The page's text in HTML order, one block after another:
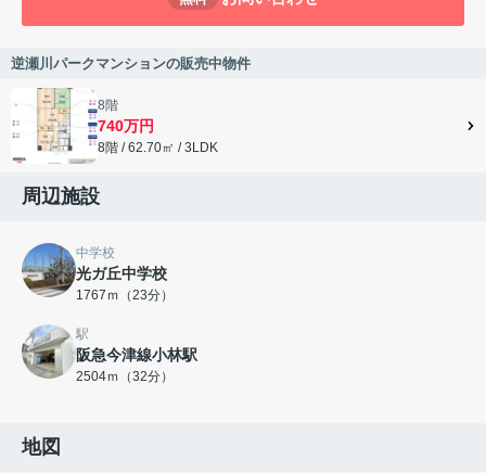
逆瀬川パークマンションの販売中物件
8階
740万円
8階 / 62.70㎡ / 3LDK
周辺施設
中学校
光ガ丘中学校
1767ｍ（23分）
駅
阪急今津線小林駅
2504ｍ（32分）
地図